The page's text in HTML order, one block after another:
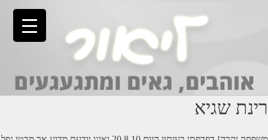
רינת שגיא